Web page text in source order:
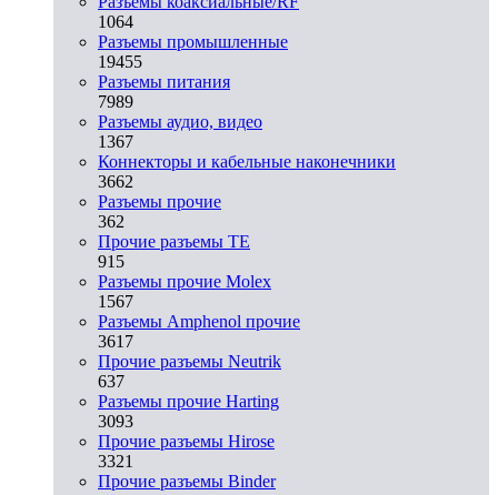
1064
Разъeмы промышленные
19455
Разъeмы питания
7989
Разъeмы аудио, видео
1367
Коннекторы и кабельные наконечники
3662
Разъeмы прочие
362
Прочие разъемы TE
915
Разъемы прочие Molex
1567
Разъемы Amphenol прочие
3617
Прочие разъемы Neutrik
637
Разъемы прочие Harting
3093
Прочие разъемы Hirose
3321
Прочие разъемы Binder